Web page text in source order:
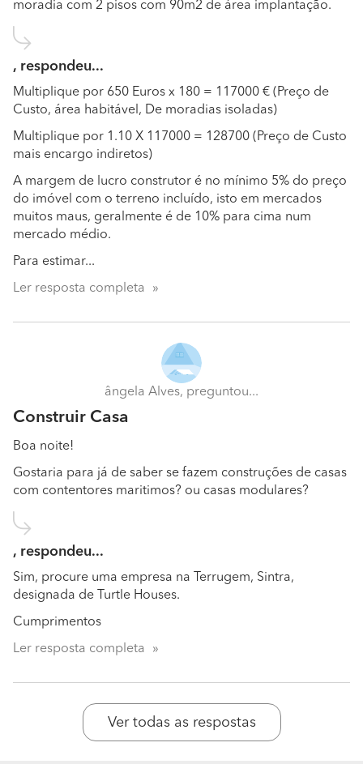
moradia com 2 pisos com 90m2 de área implantação.
, respondeu...
Multiplique por 650 Euros x 180 = 117000 € (Preço de
Custo, área habitável, De moradias isoladas)
Multiplique por 1.10 X 117000 = 128700 (Preço de Custo
mais encargo indiretos)
A margem de lucro construtor é no mínimo 5% do preço
do imóvel com o terreno incluído, isto em mercados
muitos maus, geralmente é de 10% para cima num
mercado médio.
Para estimar...
Ler resposta completa
ângela Alves, preguntou...
Construir Casa
Boa noite!
Gostaria para já de saber se fazem construções de casas
com contentores maritimos? ou casas modulares?
, respondeu...
Sim, procure uma empresa na Terrugem, Sintra,
designada de Turtle Houses.
Cumprimentos
Ler resposta completa
Ver todas as respostas